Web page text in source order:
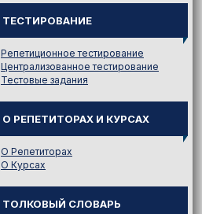
ТЕСТИРОВАНИЕ
Репетиционное тестирование
Централизованное тестирование
Тестовые задания
О РЕПЕТИТОРАХ И КУРСАХ
О Репетиторах
О Курсах
ТОЛКОВЫЙ СЛОВАРЬ